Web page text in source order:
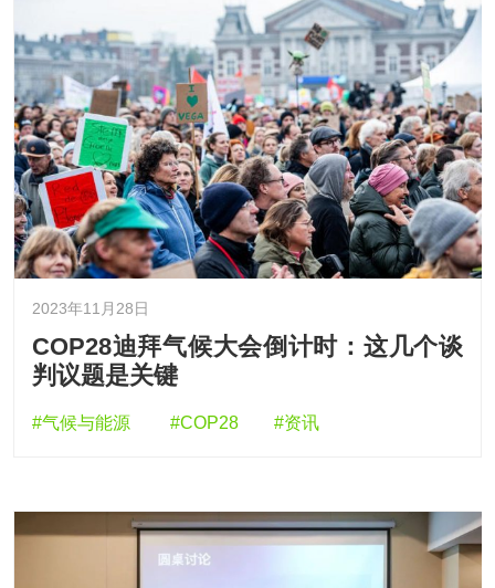
2023年11月28日
COP28迪拜气候大会倒计时：这几个谈
判议题是关键
#气候与能源 #COP28 #资讯